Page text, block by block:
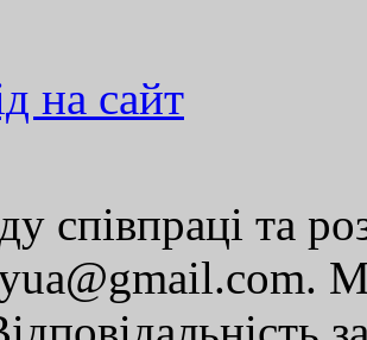
на сайт
співпраці та